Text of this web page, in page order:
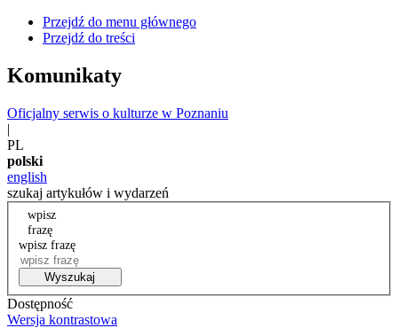
Przejdź do menu głównego
Przejdź do treści
Komunikaty
Oficjalny serwis o kulturze w Poznaniu
|
PL
polski
english
szukaj artykułów i wydarzeń
wpisz
frazę
wpisz frazę
Wyszukaj
Dostępność
Wersja kontrastowa